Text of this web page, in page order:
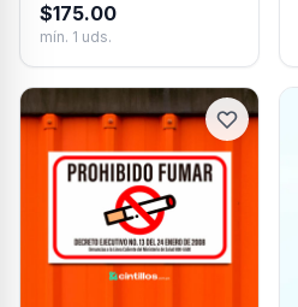
Monta en minutos,
transporta fácilmente y
cualquier evento de
Panamá.
$175.00
mín. 1 uds.